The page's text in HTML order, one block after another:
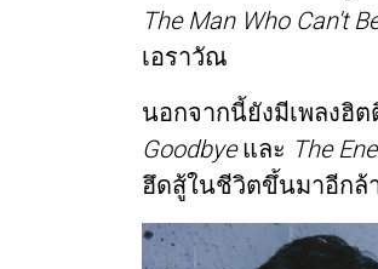
The Man Who Can't
เอราวัณ
นอกจากนี้ยังมีเพลงฮิ
Goodbyeและ The
ฮึดสู้ในชีวิตขึ้นมาอีกล้